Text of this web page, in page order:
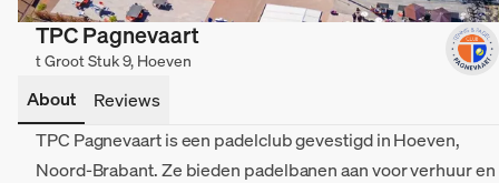
TPC Pagnevaart
t Groot Stuk 9, Hoeven
About
Reviews
TPC Pagnevaart is een padelclub gevestigd in Hoeven,
Noord-Brabant. Ze bieden padelbanen aan voor verhuur en